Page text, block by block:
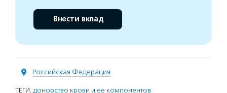
Внести вклад
Российская Федерация
ТЕГИ: донорство крови и ее компонентов